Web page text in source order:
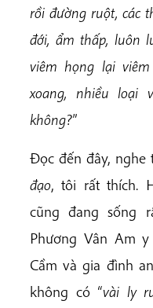
rồi đường ruột, các
đới, ẩm thấp, luôn
viêm họng lại
xoang, nhiều loại
không?”
Đọc đến đây,
đạo, tôi rất thích.
cũng đang sống
Phương Vân Am
Cầm và gia đình
không có “vài ly